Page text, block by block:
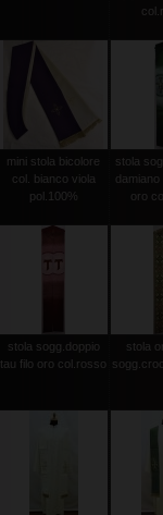
mini stola bicolore
col. bianco viola
pol.100%
stola
oro
stola sogg.doppio
tau filo oro col.rosso
stola